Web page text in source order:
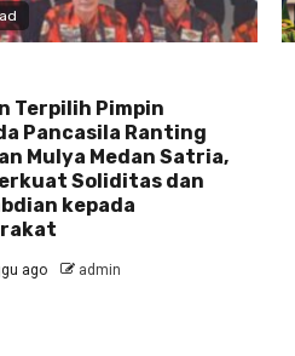
Terpilih Pimpin
Pancasila Ranting
Mulya Medan Satria,
Soliditas dan
kepada
ago admin